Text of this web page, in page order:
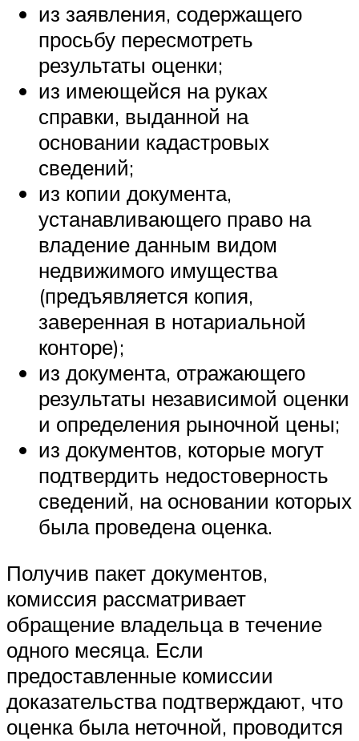
из заявления, содержащего
просьбу пересмотреть
результаты оценки;
из имеющейся на руках
справки, выданной на
основании кадастровых
сведений;
из копии документа,
устанавливающего право на
владение данным видом
недвижимого имущества
(предъявляется копия,
заверенная в нотариальной
конторе);
из документа, отражающего
результаты независимой оценки
и определения рыночной цены;
из документов, которые могут
подтвердить недостоверность
сведений, на основании которых
была проведена оценка.
Получив пакет документов,
комиссия рассматривает
обращение владельца в течение
одного месяца. Если
предоставленные комиссии
доказательства подтверждают, что
оценка была неточной, проводится